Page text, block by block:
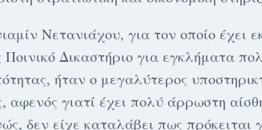
Νετανιάχου, για τον οποίο έχει
Ποινικό Δικαστήριο για εγκλήματα
ήταν ο μεγαλύτερος
αφενός γιατί έχει πολύ άρρωστη
δεν είχε καταλάβει πως πρόκειται